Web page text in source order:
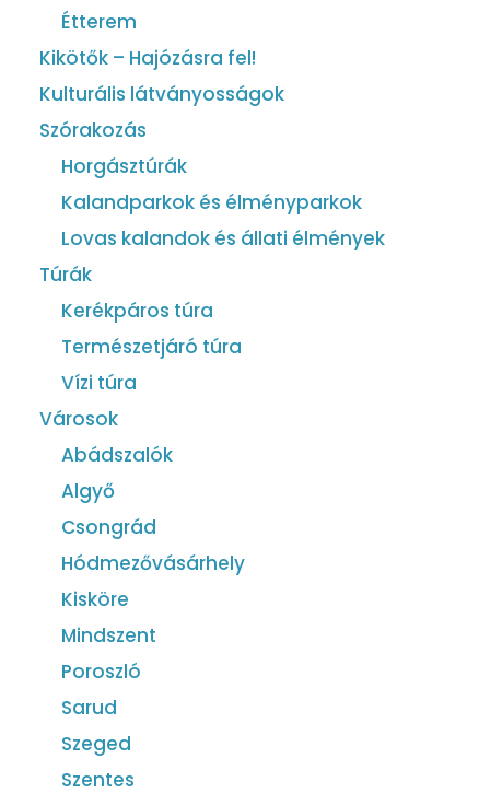
Étterem
Kikötők – Hajózásra fel!
Kulturális látványosságok
Szórakozás
Horgásztúrák
Kalandparkok és élményparkok
Lovas kalandok és állati élmények
Túrák
Kerékpáros túra
Természetjáró túra
Vízi túra
Városok
Abádszalók
Algyő
Csongrád
Hódmezővásárhely
Kisköre
Mindszent
Poroszló
Sarud
Szeged
Szentes